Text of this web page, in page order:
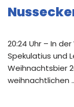
20:24 Uhr – In
Spekulatius und
Weihnachtsbier
weihnachtlichen